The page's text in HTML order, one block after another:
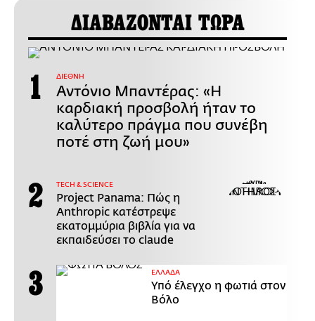
ΔΙΑΒΑΖΟΝΤΑΙ ΤΩΡΑ
ΔΙΕΘΝΗ
Αντόνιο Μπαντέρας: «Η
καρδιακή προσβολή ήταν το
καλύτερο πράγμα που συνέβη
ποτέ στη ζωή μου»
ΤECH & SCIENCE
Project Panama: Πώς η
Anthropic κατέστρεψε
εκατομμύρια βιβλία για να
εκπαιδεύσει το claude
ΕΛΛΑΔΑ
Υπό έλεγχο η φωτιά στον
Βόλο